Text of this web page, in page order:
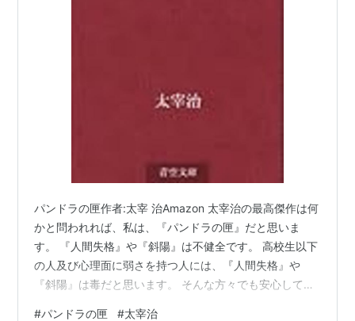
パンドラの匣作者:太宰 治Amazon 太宰治の最高傑作は何
かと問われれば、私は、『パンドラの匣』だと思いま
す。 『人間失格』や『斜陽』は不健全です。 高校生以下
の人及び心理面に弱さを持つ人には、『人間失格』や
『斜陽』は毒だと思います。 そんな方々でも安心して読
#パンドラの匣 #太宰治